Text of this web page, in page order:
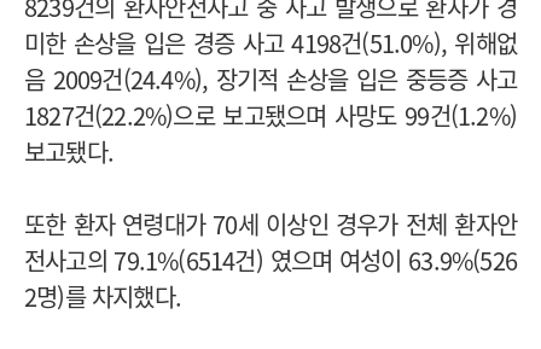
미한 손상을 입은 경증 사고 4198건(51.0%), 위해없
음 2009건(24.4%), 장기적 손상을 입은 중등증 사고
1827건(22.2%)으로 보고됐으며 사망도 99건(1.2%)
보고됐다.
또한 환자 연령대가 70세 이상인 경우가 전체 환자안
전사고의 79.1%(6514건) 였으며 여성이 63.9%(526
2명)를 차지했다.